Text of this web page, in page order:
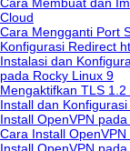
Cloud
Cara Mengganti Port
Konfigurasi Redirect
Instalasi dan
pada Rocky Linux 9
Mengaktifkan TLS 1.2
Install dan
Install OpenVPN
Cara Install